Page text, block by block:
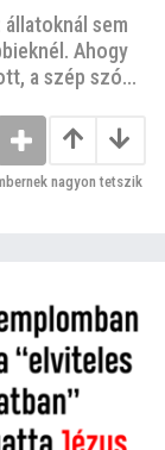
sem
Ahogy
a szép szó...
nagyon tetszik